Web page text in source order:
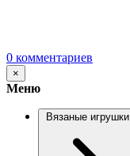
0 комментариев
×
Меню
Вязаные игрушки